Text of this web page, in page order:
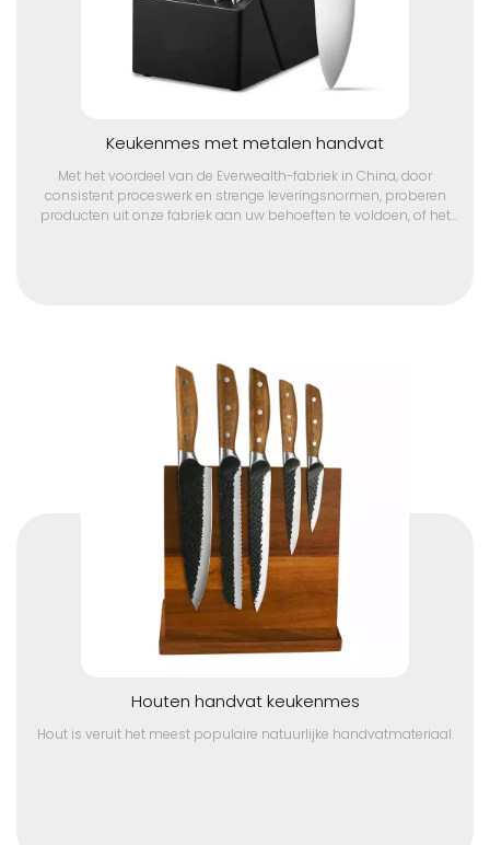
Keukenmes met metalen handvat
Met het voordeel van de Everwealth-fabriek in China, door
consistent proceswerk en strenge leveringsnormen, proberen
producten uit onze fabriek aan uw behoeften te voldoen, of het
Houten handvat keukenmes
Hout is veruit het meest populaire natuurlijke handvatmateriaal.